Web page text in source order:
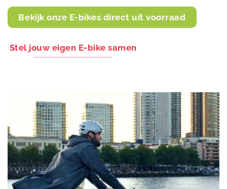
Bekijk onze E-bikes direct uit voorraad
Stel jouw eigen E-bike samen